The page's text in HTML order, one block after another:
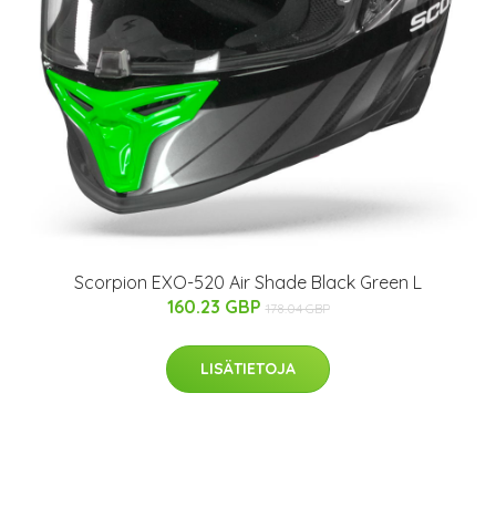
Scorpion EXO-520 Air Shade Black Green L
160.23 GBP 178.04 GBP
LISÄTIETOJA